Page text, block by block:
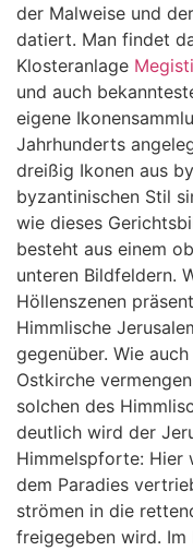
der Malweise und
datiert. Man findet
Klosteranlage
und auch
eigene
Jahrhunderts
dreißig Ikonen aus
byzantinischen Stil
wie dieses
besteht aus einem
unteren Bildfeldern.
Höllenszenen
Himmlische
gegenüber. Wie
Ostkirche
solchen des
deutlich wird der
Himmelspforte: Hier
dem Paradies
strömen in die
freigegeben wird. Im